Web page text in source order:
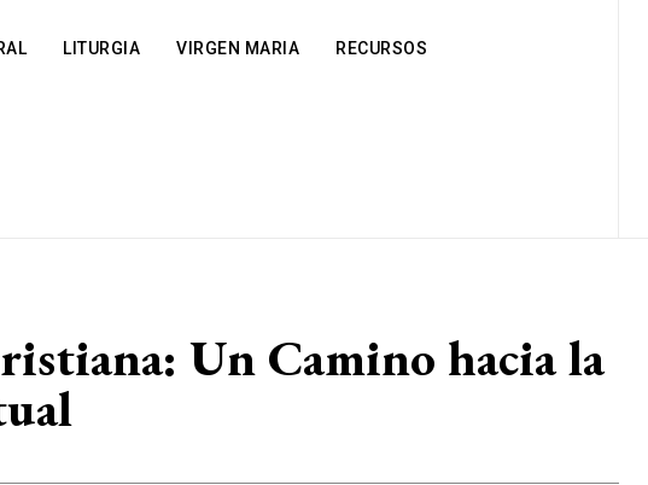
LITURGIA VIRGEN MARIA RECURSOS
Un Camino hacia la